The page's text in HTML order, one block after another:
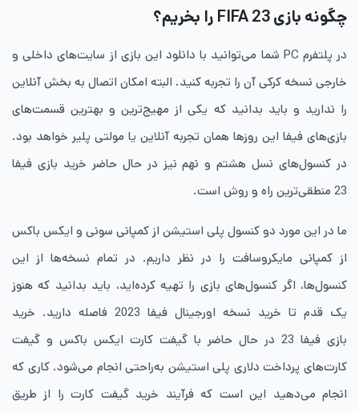
چگونه بازی FIFA 23 را بخریم؟
در پلتفرم PC شما می‌توانید با دانلود این بازی از سایت‌های داخلی و
خارجی نسخه کرکی آن را تجربه کنید. البته امکان اتصال به بخش آنلاین
را ندارید و باید بدانید که یکی از مهیج‌ترین و بهترین قسمت‌های
بازی‌های فیفا این روزها همان تجربه آنلاین یا مولتی پلیر خواهد بود.
در کنسول‌های نسل هشتم و نهم نیز در حال حاضر خرید بازی فیفا
23 منطقی‌ترین راه و روش است.
ما در این مورد دو کنسول پلی‌ استیشن از کمپانی سونی و ایکس ‌باکس
از کمپانی مایکروسافت را در نظر داریم. در تمام نسخه‌ها از این
کنسول‌ها، اگر کنسول‌های بازی را تهیه کرده‌اید، باید بدانید که هنوز
یک ‌قدم تا خرید نسخه اورجینال فیفا 2023 فاصله دارید. خرید
بازی فیفا 23 در حال حاضر با گیفت ‌کارت ایکس ‌باکس و گیفت
‌کارت‌های پرداخت دلاری پلی‌ استیشن به‌راحتی انجام می‌شود. کاری که
انجام می‌دهید این است که فرآیند خرید گیفت کارت را از طریق